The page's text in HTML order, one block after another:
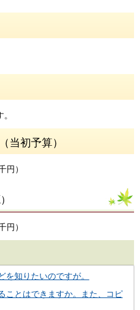
当初予算）
円）
円）
知りたいのですが。
ことはできますか。また、コピ